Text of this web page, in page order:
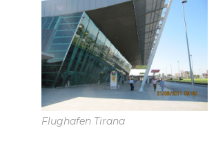
Flughafen Tirana